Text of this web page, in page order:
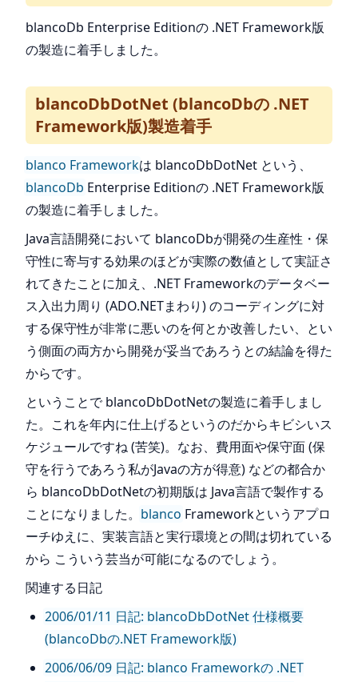
blancoDb Enterprise Editionの .NET Framework版
の製造に着手しました。
blancoDbDotNet (blancoDbの .NET
Framework版)製造着手
blanco Frameworkは blancoDbDotNet という、
blancoDb Enterprise Editionの .NET Framework版
の製造に着手しました。
Java言語開発において blancoDbが開発の生産性・保
守性に寄与する効果のほどが実際の数値として実証さ
れてきたことに加え、.NET Frameworkのデータベー
ス入出力周り (ADO.NETまわり) のコーディングに対
する保守性が非常に悪いのを何とか改善したい、とい
う側面の両方から開発が妥当であろうとの結論を得た
からです。
ということで blancoDbDotNetの製造に着手しまし
た。これを年内に仕上げるというのだからキビシいス
ケジュールですね (苦笑)。なお、費用面や保守面 (保
守を行うであろう私がJavaの方が得意) などの都合か
ら blancoDbDotNetの初期版は Java言語で製作する
ことになりました。 blanco Frameworkというアプロ
ーチゆえに、実装言語と実行環境との間は切れている
から こういう芸当が可能になるのでしょう。
関連する日記
2006/01/11 日記: blancoDbDotNet 仕様概要
(blancoDbの.NET Framework版)
2006/06/09 日記: blanco Frameworkの .NET